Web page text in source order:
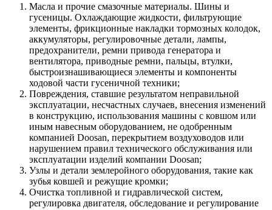
Масла и прочие смазочные материалы. Шины и
гусеницы. Охлаждающие жидкости, фильтрующие
элементы, фрикционные накладки тормозных колодок,
аккумуляторы, регулировочные детали, лампы,
предохранители, ремни привода генератора и
вентилятора, приводные ремни, пальцы, втулки,
быстроизнашивающиеся элементы и компоненты
ходовой части гусеничной техники;
Повреждения, ставшие результатом неправильной
эксплуатации, несчастных случаев, внесения изменений
в конструкцию, использования машины с ковшом или
иным навесным оборудованием, не одобренным
компанией Doosan, перекрытием воздуховодов или
нарушением правил технического обслуживания или
эксплуатации изделий компании Doosan;
Узлы и детали землеройного оборудования, такие как
зубья ковшей и режущие кромки;
Очистка топливной и гидравлической систем,
регулировка двигателя, обследование и регулирование